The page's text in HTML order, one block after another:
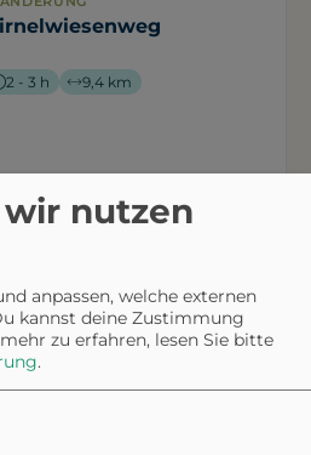
2 - 3 h 9,4 km
nutzen
anpassen, welche externen
kannst deine Zustimmung
zu erfahren, lesen Sie bitte
.